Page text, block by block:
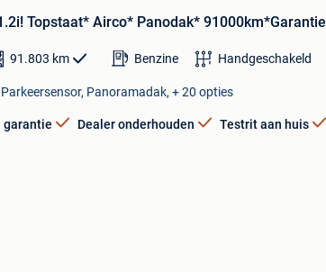
Topstaat* Airco* Panodak* 91000km*Garantie
91.803 km Benzine Handgeschakeld
Panoramadak, + 20 opties
garantie Dealer onderhouden Testrit aan huis